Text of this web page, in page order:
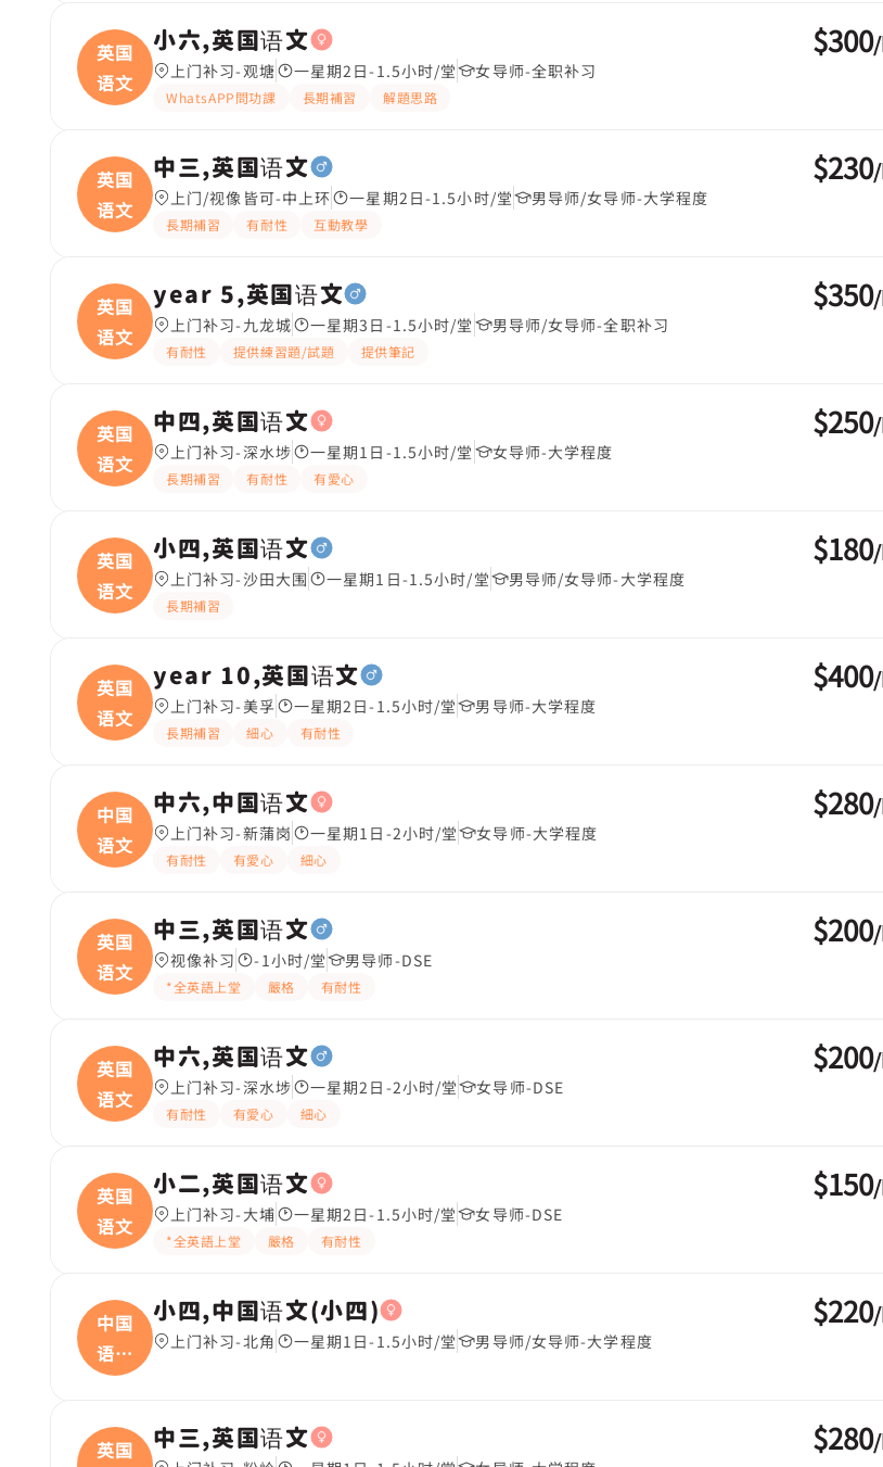
英国
语文
小六,英国语文
上门补习-观塘 一星期2日-1.5小时/堂 女导师-全职补习
WhatsAPP問功課 長期補習 解題思路
$300/
英国
语文
中三,英国语文
上门/视像皆可-中上环 一星期2日-1.5小时/堂 男导师/女导师-大学程度
長期補習 有耐性 互動教學
$230/
英国
语文
year 5,英国语文
上门补习-九龙城 一星期3日-1.5小时/堂 男导师/女导师-全职补习
有耐性 提供練習題/試題 提供筆記
$350/
英国
语文
中四,英国语文
上门补习-深水埗 一星期1日-1.5小时/堂 女导师-大学程度
長期補習 有耐性 有愛心
$250/
英国
语文
小四,英国语文
上门补习-沙田大围 一星期1日-1.5小时/堂 男导师/女导师-大学程度
長期補習
$180/
英国
语文
year 10,英国语文
上门补习-美孚 一星期2日-1.5小时/堂 男导师-大学程度
長期補習 細心 有耐性
$400/
中国
语文
中六,中国语文
上门补习-新蒲岗 一星期1日-2小时/堂 女导师-大学程度
有耐性 有愛心 細心
$280/
英国
语文
中三,英国语文
视像补习 -1小时/堂 男导师-DSE
*全英語上堂 嚴格 有耐性
$200/
英国
语文
中六,英国语文
上门补习-深水埗 一星期2日-2小时/堂 女导师-DSE
有耐性 有愛心 細心
$200/
英国
语文
小二,英国语文
上门补习-大埔 一星期2日-1.5小时/堂 女导师-DSE
*全英語上堂 嚴格 有耐性
$150/
中国
语文
(
小四,中国语文(小四)
上门补习-北角 一星期1日-1.5小时/堂 男导师/女导师-大学程度
$220/
英国
中三,英国语文 $280/